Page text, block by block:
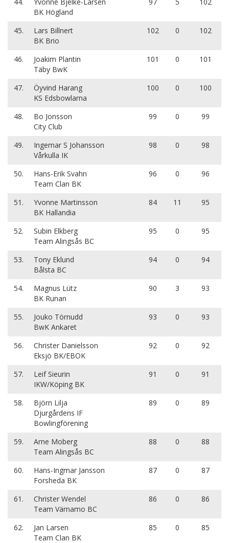
BK Högland
45.
Lars Billnert
BK Brio
102 0 102
46.
Joakim Plantin
Täby BwK
101 0 101
47.
Öyvind Harang
KS Edsbowlarna
100 0 100
48.
Bo Jonsson
City Club
99 0 99
49.
Ingemar S Johansson
Vårkulla IK
98 0 98
50.
Hans-Erik Svahn
Team Clan BK
96 0 96
51.
Yvonne Martinsson
BK Hallandia
84 11 95
52.
Subin Elkberg
Team Alingsås BC
95 0 95
53.
Tony Eklund
Bålsta BC
94 0 94
54.
Magnus Lütz
BK Runan
90 3 93
55.
Jouko Törnudd
BwK Ankaret
93 0 93
56.
Christer Danielsson
Eksjö BK/EBOK
92 0 92
57.
Leif Sieurin
IKW/Köping BK
91 0 91
58.
Björn Lilja
Djurgårdens IF
Bowlingförening
89 0 89
59.
Arne Moberg
Team Alingsås BC
88 0 88
60.
Hans-Ingmar Jansson
Forsheda BK
87 0 87
61.
Christer Wendel
Team Värnamo BC
86 0 86
62.
Jan Larsen
Team Clan BK
85 0 85